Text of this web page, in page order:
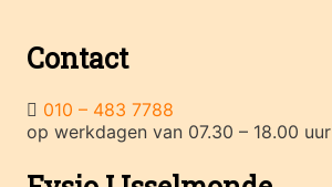
Contact
010 – 483 7788
op werkdagen van 07.30 – 18.00 uur